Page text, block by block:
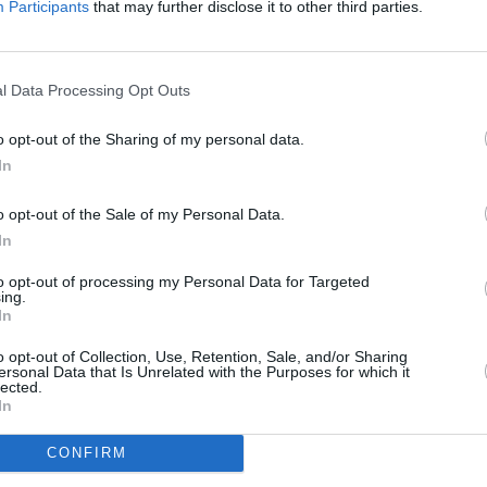
Participants that may further disclose it to other third parties.
Data Processing Opt Outs
opt-out of the Sharing of my personal data.
opt-out of the Sale of my Personal Data.
opt-out of processing my Personal Data for Targeted
opt-out of Collection, Use, Retention, Sale, and/or Sharing
Data that Is Unrelated with the Purposes for which it
CONFIRM
vittime”
a Milano dopo un’operazione dei
agente di polizia penitenziaria.Secondo
anche loro arrestati, prometteva il
irregolari, fabbricando
a peso d’oro, anche se poi la
perquisito la casa del
non sono state diffuse per ordine
materiale che veniva utilizzato per
domande di richiesta del permesso
non sarebbero mai state